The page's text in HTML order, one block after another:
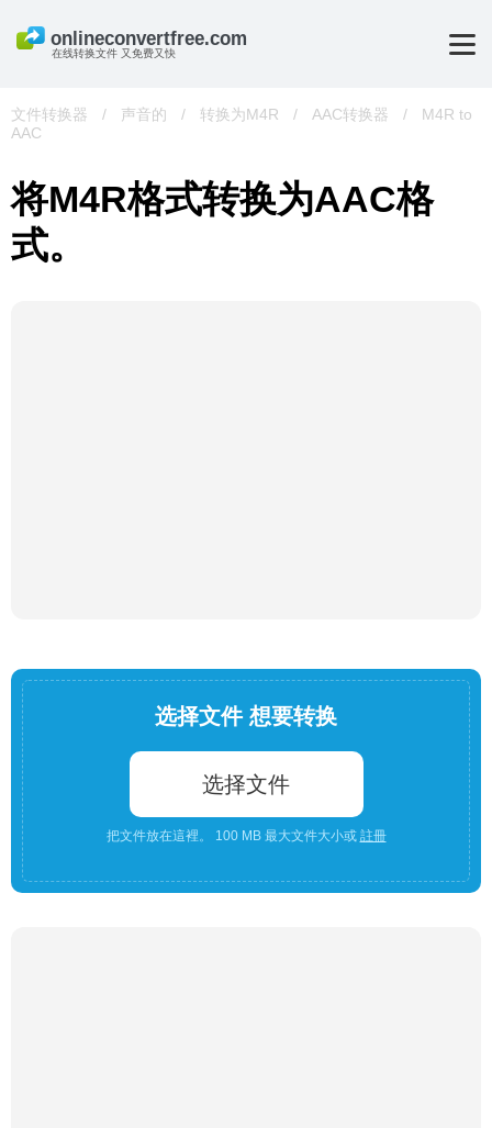
在线转换文件 又免费又快
文件转换器 / 声音的 / 转换为M4R / AAC转换器 /
M4R to
AAC
将M4R格式转换为AAC格
式。
选择文件 想要转换
选择文件
把文件放在這裡。 100 MB 最大文件大小或 註冊